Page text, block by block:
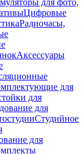
для фото,
Цифровые
Радиочасы,
Аксессуары
для
для
для
Студийное
для